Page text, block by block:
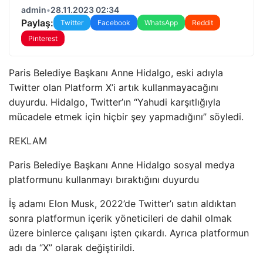
admin•28.11.2023 02:34
Paylaş: Twitter Facebook WhatsApp
Reddit
Pinterest
Paris Belediye Başkanı Anne Hidalgo, eski adıyla
Twitter olan Platform X’i artık kullanmayacağını
duyurdu. Hidalgo, Twitter’ın “Yahudi karşıtlığıyla
mücadele etmek için hiçbir şey yapmadığını” söyledi.
REKLAM
Paris Belediye Başkanı Anne Hidalgo sosyal medya
platformunu kullanmayı bıraktığını duyurdu
İş adamı Elon Musk, 2022’de Twitter’ı satın aldıktan
sonra platformun içerik yöneticileri de dahil olmak
üzere binlerce çalışanı işten çıkardı. Ayrıca platformun
adı da “X” olarak değiştirildi.